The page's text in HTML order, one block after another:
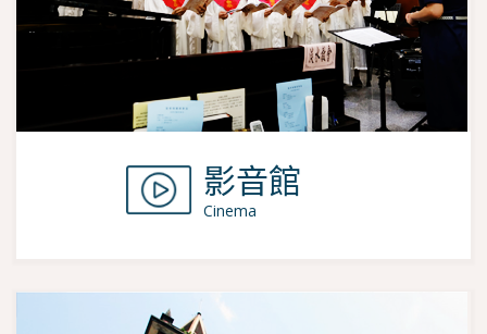
影音館
Cinema